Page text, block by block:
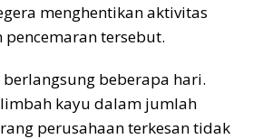
menghentikan aktivitas
tersebut.
beberapa hari.
kayu dalam jumlah
perusahaan terkesan tidak